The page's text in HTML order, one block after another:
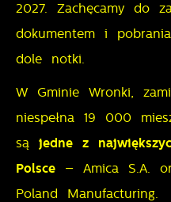
2027. Zachęcamy do
dokumentem i
dole notki.
W Gminie Wronki,
niespełna 19 000
są jedne z
Polsce – Amica S.A.
Poland Manufacturing.